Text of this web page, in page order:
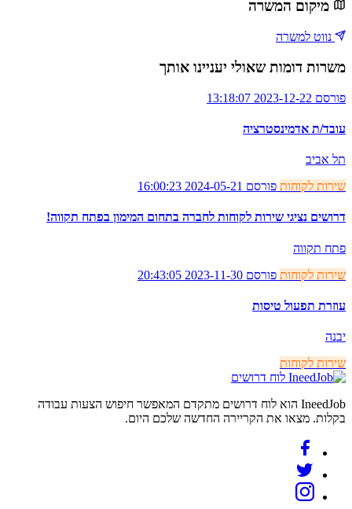
מיקום המשרה
נווט למשרה
משרות דומות שאולי יעניינו אותך
פורסם 2023-12-22 13:18:07
עובד/ת אדמינסטרציה
תל אביב
שירות לקוחות פורסם 2024-05-21 16:00:23
דרושים נציגי שירות לקוחות לחברה בתחום המימון בפתח תקווה!
פתח תקווה
שירות לקוחות פורסם 2023-11-30 20:43:05
עוזרת תפעול טיסות
יבנה
שירות לקוחות
לוח דרושים
IneedJob הוא לוח דרושים מתקדם המאפשר חיפוש הצעות עבודה
בקלות. מצאו את הקריירה החדשה שלכם היום.